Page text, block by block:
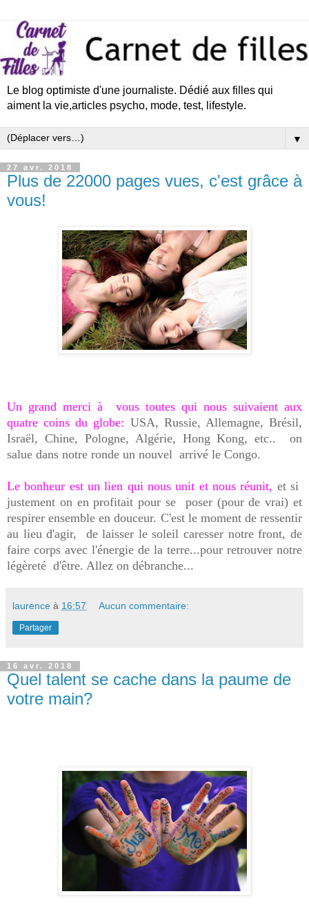
Le blog optimiste d'une journaliste. Dédié aux filles qui
aiment la vie,articles psycho, mode, test, lifestyle.
▼
27 avr. 2018
Plus de 22000 pages vues, c'est grâce à
vous!
Un grand merci à vous toutes qui nous suivaient aux
quatre coins du globe: USA, Russie, Allemagne, Brésil,
Israël, Chine, Pologne, Algérie, Hong Kong, etc.. on
salue dans notre ronde un nouvel arrivé le Congo.
Le bonheur est un lien qui nous unit et nous réunit, et si
justement on en profitait pour se poser (pour de vrai) et
respirer ensemble en douceur. C'est le moment de ressentir
au lieu d'agir, de laisser le soleil caresser notre front, de
faire corps avec l'énergie de la terre...pour retrouver notre
légèreté d'être. Allez on débranche...
laurence à 16:57 Aucun commentaire:
Partager
16 avr. 2018
Quel talent se cache dans la paume de
votre main?